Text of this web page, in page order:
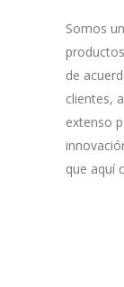
Somos
productos
de
clientes,
extenso
que aquí